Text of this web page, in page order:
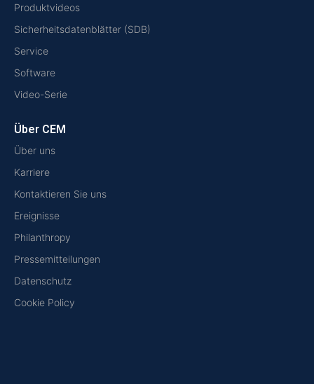
Produktvideos
Sicherheitsdatenblätter (SDB)
Service
Software
Video-Serie
Über CEM
Über uns
Karriere
Kontaktieren Sie uns
Ereignisse
Philanthropy
Pressemitteilungen
Datenschutz
Cookie Policy